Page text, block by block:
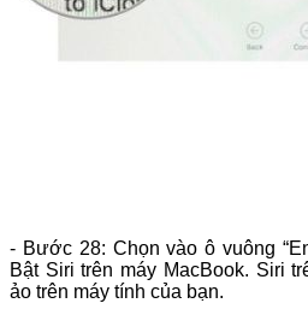
- Bước 28: Chọn vào ô vuông
Bật Siri trên máy MacBook. Siri
ảo trên máy tính của bạn.